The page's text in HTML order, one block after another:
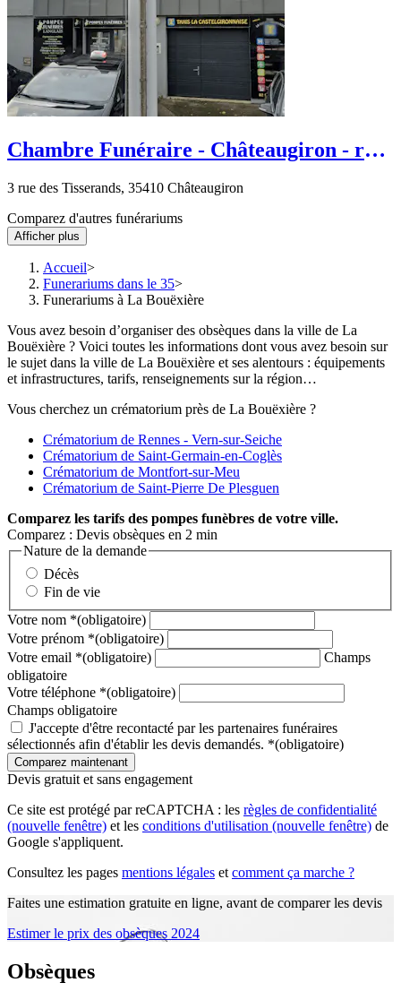
Chambre Funéraire - Châteaugiron - rue
3 rue des Tisserands, 35410 Châteaugiron
Comparez d'autres funérariums
Afficher plus
Accueil
Funerariums dans le 35
Funerariums à La Bouëxière
Vous avez besoin d’organiser des obsèques dans la ville de La
Bouëxière ? Voici toutes les informations dont vous avez besoin sur
le sujet dans la ville de La Bouëxière et ses alentours : équipements
et infrastructures, tarifs, renseignements sur la région…
Vous cherchez un crématorium près de La Bouëxière ?
Crématorium de Rennes - Vern-sur-Seiche
Crématorium de Saint-Germain-en-Coglès
Crématorium de Montfort-sur-Meu
Crématorium de Saint-Pierre De Plesguen
Comparez les tarifs des pompes funèbres de votre ville.
Comparez : Devis obsèques en 2 min
Nature de la demande
Décès
Fin de vie
Votre nom *(obligatoire)
Votre prénom *(obligatoire)
Votre email *(obligatoire)
Champs
obligatoire
Votre téléphone *(obligatoire)
Champs obligatoire
J'accepte d'être recontacté par les partenaires funéraires
sélectionnés afin d'établir les devis demandés. *(obligatoire)
Devis gratuit et sans engagement
Ce site est protégé par reCAPTCHA : les règles de confidentialité
(nouvelle fenêtre) et les conditions d'utilisation (nouvelle fenêtre) de
Google s'appliquent.
Consultez les pages mentions légales et comment ça marche ?
Faites une estimation gratuite en ligne, avant de comparer les devis
Estimer le prix des obsèques 2024
Obsèques